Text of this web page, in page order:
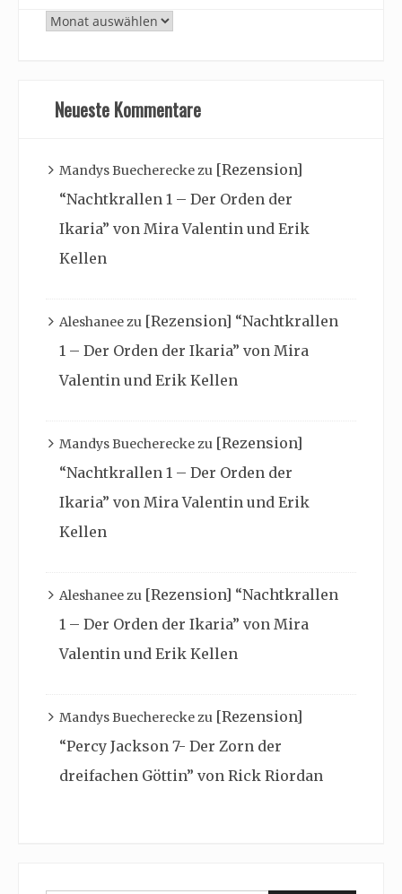
Archiv
Neueste Kommentare
Mandys Buechereckezu [Rezension]
“Nachtkrallen 1 – Der Orden der
Ikaria” von Mira Valentin und Erik
Kellen
Aleshaneezu [Rezension] “Nachtkrallen
1 – Der Orden der Ikaria” von Mira
Valentin und Erik Kellen
Mandys Buechereckezu [Rezension]
“Nachtkrallen 1 – Der Orden der
Ikaria” von Mira Valentin und Erik
Kellen
Aleshaneezu [Rezension] “Nachtkrallen
1 – Der Orden der Ikaria” von Mira
Valentin und Erik Kellen
Mandys Buechereckezu [Rezension]
“Percy Jackson 7- Der Zorn der
dreifachen Göttin” von Rick Riordan